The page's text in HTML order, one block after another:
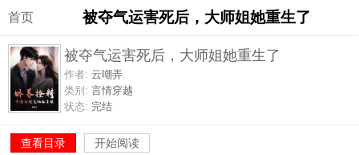
首页 被夺气运害死后，大师姐她重生了
被夺气运害死后，大师姐她重生了
作者: 云嘲弄
类别: 言情穿越
状态: 完结
查看目录 开始阅读